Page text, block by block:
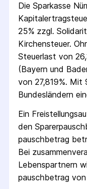
Die Sparkasse
25% zzgl.
Kirchensteuer.
Steuerlast von
(Bayern und
von 27,819%. Mit
Bundesländern
Ein
den
pausch­betrag
Bei
Lebenspartnern
pausch­betrag